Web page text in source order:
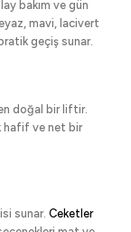
bakım ve gün
mavi, lacivert
geçiş sunar.
doğal bir liftir.
hafif ve net bir
sunar. Ceketler